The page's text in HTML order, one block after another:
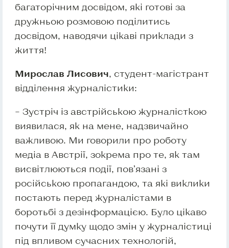
багаторічним досвідом, які готові за
дружньою розмовою поділитись
досвідом, наводячи цікаві приклади з
життя!
Мирослав Лисович, студент-магістрант
відділення журналістики:
– Зустріч із австрійською журналісткою
виявилася, як на мене, надзвичайно
важливою. Ми говорили про роботу
медіа в Австрії, зокрема про те, як там
висвітлюються події, пов’язані з
російською пропагандою, та які виклики
постають перед журналістами в
боротьбі з дезінформацією. Було цікаво
почути її думку щодо змін у журналістиці
під впливом сучасних технологій,